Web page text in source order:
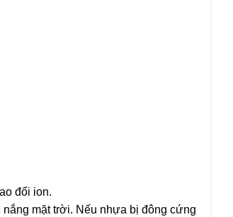
đổi ion.
mặt trời. Nếu nhựa bị đông cứng